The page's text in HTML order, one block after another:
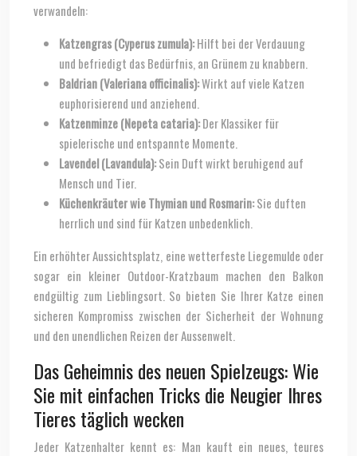
verwandeln:
Katzengras (Cyperus zumula):Hilft bei der Verdauung
und befriedigt das Bedürfnis, an Grünem zu knabbern.
Baldrian (Valeriana officinalis):Wirkt auf viele Katzen
euphorisierend und anziehend.
Katzenminze (Nepeta cataria):Der Klassiker für
spielerische und entspannte Momente.
Lavendel (Lavandula):Sein Duft wirkt beruhigend auf
Mensch und Tier.
Küchenkräuter wie Thymian und Rosmarin:Sie duften
herrlich und sind für Katzen unbedenklich.
Ein erhöhter Aussichtsplatz, eine wetterfeste Liegemulde oder
sogar ein kleiner Outdoor-Kratzbaum machen den Balkon
endgültig zum Lieblingsort. So bieten Sie Ihrer Katze einen
sicheren Kompromiss zwischen der Sicherheit der Wohnung
und den unendlichen Reizen der Aussenwelt.
Das Geheimnis des neuen Spielzeugs: Wie
Sie mit einfachen Tricks die Neugier Ihres
Tieres täglich wecken
Jeder Katzenhalter kennt es: Man kauft ein neues, teures